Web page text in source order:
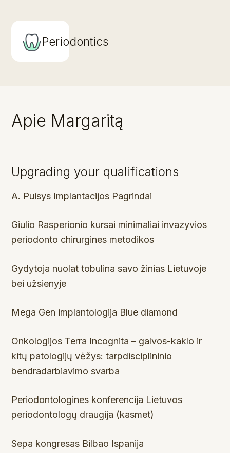
Periodontics
Apie Margaritą
Upgrading your qualifications
A. Puisys Implantacijos Pagrindai
Giulio Rasperionio kursai minimaliai invazyvios
periodonto chirurgines metodikos
Gydytoja nuolat tobulina savo žinias Lietuvoje
bei užsienyje
Mega Gen implantologija Blue diamond
Onkologijos Terra Incognita – galvos-kaklo ir
kitų patologijų vėžys: tarpdisciplininio
bendradarbiavimo svarba
Periodontologines konferencija Lietuvos
periodontologų draugija (kasmet)
Sepa kongresas Bilbao Ispanija